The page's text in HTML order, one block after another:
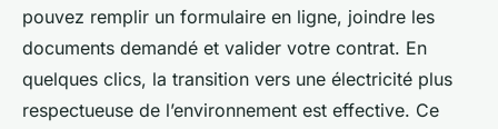
pouvez remplir un formulaire en ligne, joindre les
documents demandé et valider votre contrat. En
quelques clics, la transition vers une électricité plus
respectueuse de l’environnement est effective. Ce